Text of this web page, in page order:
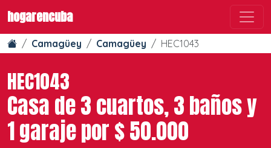
hogarencuba
Camagüey Camagüey HEC1043
HEC1043
Casa de 3 cuartos, 3 baños y
1 garaje por $ 50.000